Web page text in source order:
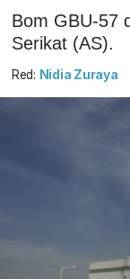
Bom GBU-57
Serikat (AS).
Red: Nidia Zuraya